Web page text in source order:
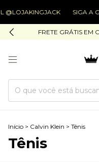
SIGA A
FRETE GRÁTIS EM
Início > Calvin Klein > Tênis
Tênis